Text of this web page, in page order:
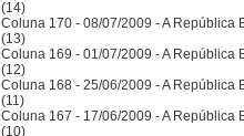
(14)
Coluna 170 - 08/07/2009 - A República
(13)
Coluna 169 - 01/07/2009 - A República
(12)
Coluna 168 - 25/06/2009 - A República
(11)
Coluna 167 - 17/06/2009 - A República
(10)